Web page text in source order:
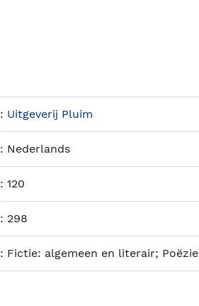
: Uitgeverij Pluim
: Nederlands
:120
: 298
: Fictie: algemeen en literair; Poëzie